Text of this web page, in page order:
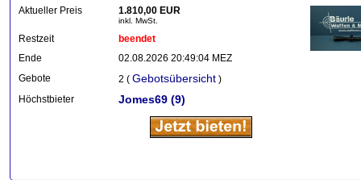
Aktueller Preis 1.810,00 EUR
inkl. MwSt.
Restzeit
beendet
Ende
02.08.2026 20:49:04 MEZ
Gebote
2 ( Gebotsübersicht )
Höchstbieter
Jomes69 (9)